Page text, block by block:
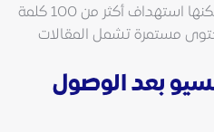
شركة كبيرة أو متجر إلكتروني: يمكنها استهداف أكثر من 100 كلمة
مستمرة تشمل المقالات
بعد الوصول